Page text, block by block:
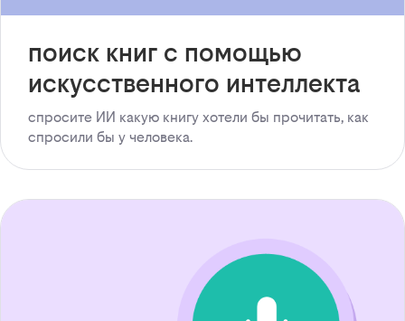
поиск книг с помощью
искусственного интеллекта
спросите ИИ какую книгу хотели бы прочитать, как
спросили бы у человека.